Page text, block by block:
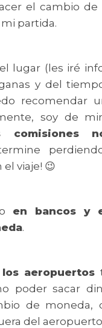
el cambio de
partida.
lugar (les iré
y del
recomendar
soy de
comisiones
viaje! 😉
en bancos y
.
aeropuertos
poder sacar
de moneda,
del